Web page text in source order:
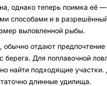
однако теперь поимка её —
способами и в
выловленной рыбы.
отдают предпочтение
Для поплавочной
найти подходящие участки.
длинные удилища.